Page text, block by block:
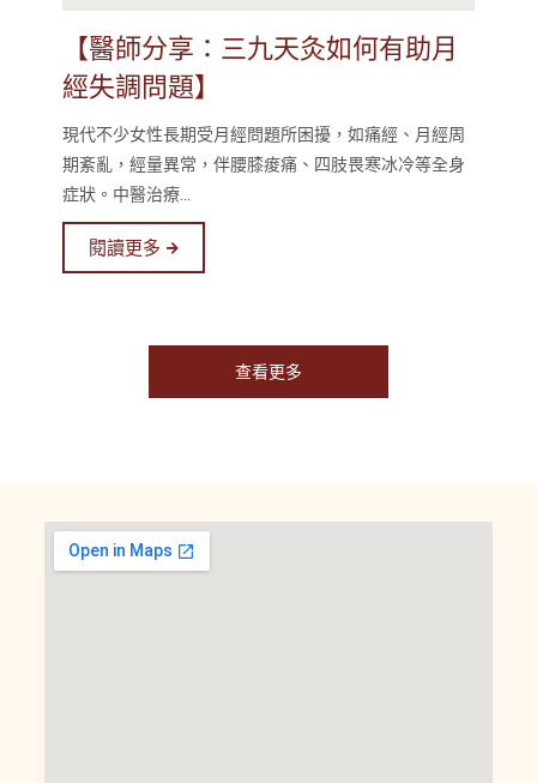
【醫師分享：三九天灸如何有助月
經失調問題】
現代不少女性長期受月經問題所困擾，如痛經、月經周
期紊亂，經量異常，伴腰膝痠痛、四肢畏寒冰冷等全身
症狀。中醫治療...
閱讀更多
查看更多